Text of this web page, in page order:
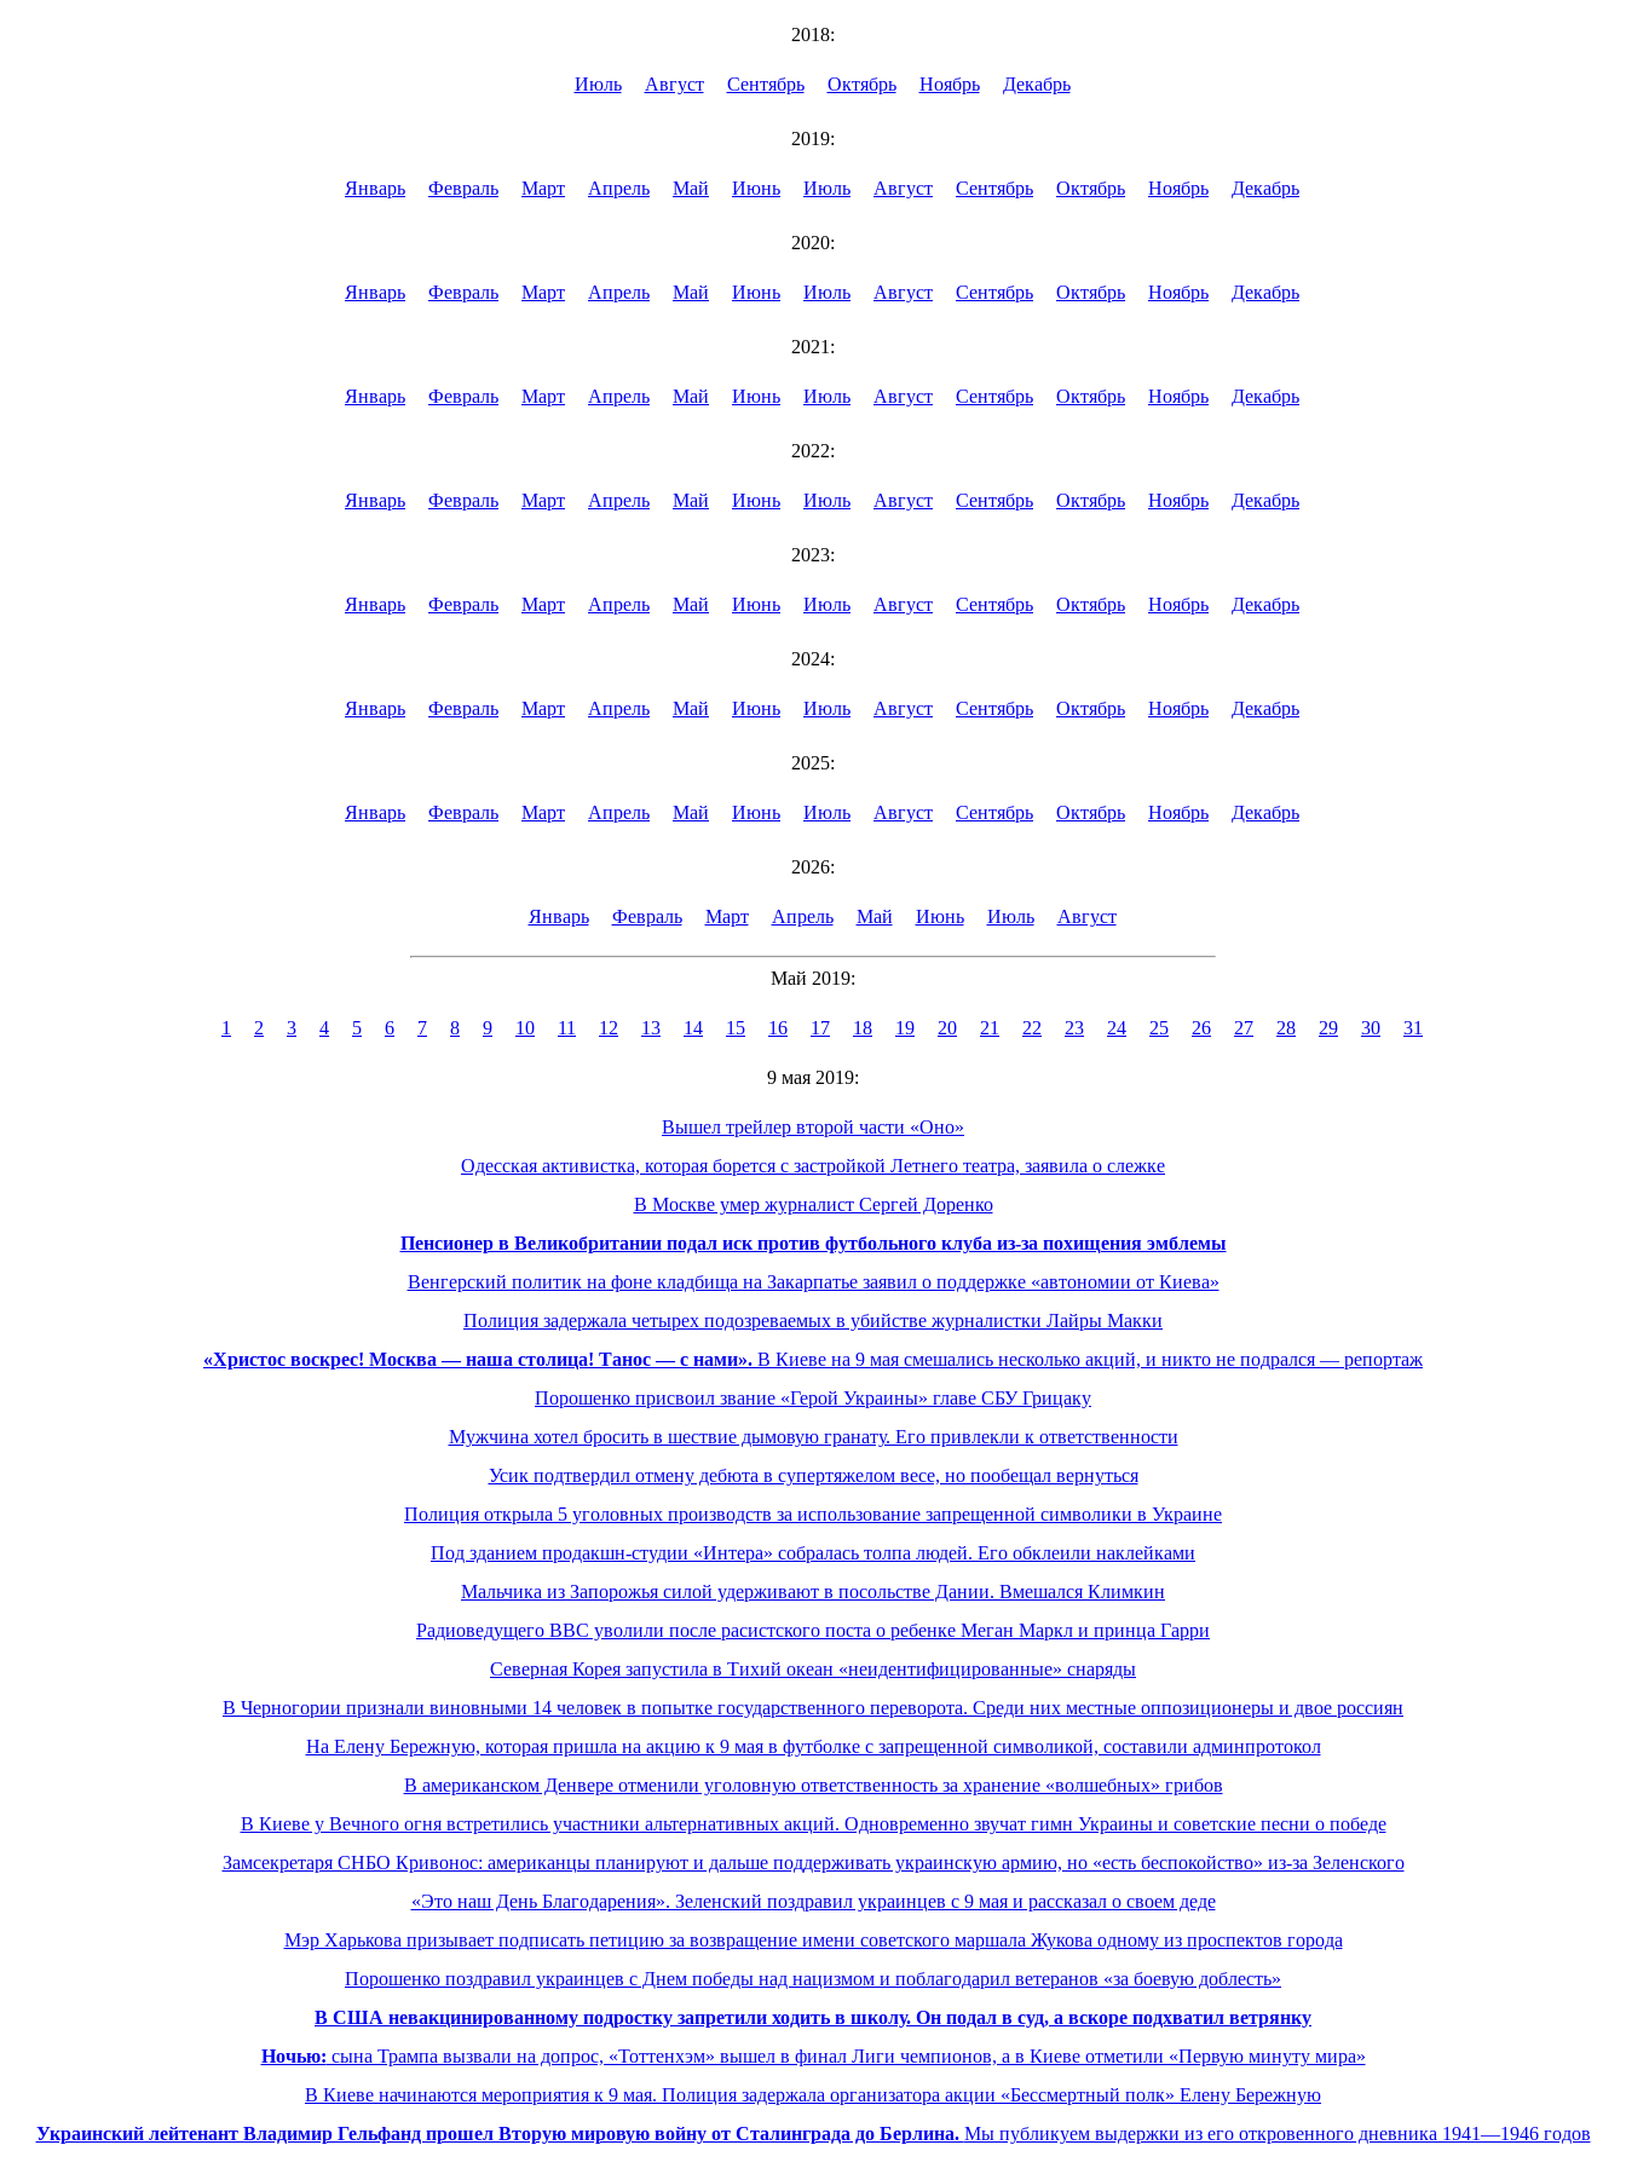
2018:
Июль Август Сентябрь Октябрь Ноябрь Декабрь
2019:
Январь Февраль Март Апрель Май Июнь Июль Август Сентябрь Октябрь Ноябрь Декабрь
2020:
Январь Февраль Март Апрель Май Июнь Июль Август Сентябрь Октябрь Ноябрь Декабрь
2021:
Январь Февраль Март Апрель Май Июнь Июль Август Сентябрь Октябрь Ноябрь Декабрь
2022:
Январь Февраль Март Апрель Май Июнь Июль Август Сентябрь Октябрь Ноябрь Декабрь
2023:
Январь Февраль Март Апрель Май Июнь Июль Август Сентябрь Октябрь Ноябрь Декабрь
2024:
Январь Февраль Март Апрель Май Июнь Июль Август Сентябрь Октябрь Ноябрь Декабрь
2025:
Январь Февраль Март Апрель Май Июнь Июль Август Сентябрь Октябрь Ноябрь Декабрь
2026:
Январь Февраль Март Апрель Май Июнь Июль Август
Май 2019:
1 2 3 4 5 6 7 8 9 10 11 12 13 14 15 16 17 18 19 20 21 22 23 24 25 26 27 28 29 30 31
9 мая 2019:
Вышел трейлер второй части «Оно»
Одесская активистка, которая борется с застройкой Летнего театра, заявила о слежке
В Москве умер журналист Сергей Доренко
Пенсионер в Великобритании подал иск против футбольного клуба из-за похищения эмблемы
Венгерский политик на фоне кладбища на Закарпатье заявил о поддержке «автономии от Киева»
Полиция задержала четырех подозреваемых в убийстве журналистки Лайры Макки
«Христос воскрес! Москва — наша столица! Танос — с нами». В Киеве на 9 мая смешались несколько акций, и никто не подрался — репортаж
Порошенко присвоил звание «Герой Украины» главе СБУ Грицаку
Мужчина хотел бросить в шествие дымовую гранату. Его привлекли к ответственности
Усик подтвердил отмену дебюта в супертяжелом весе, но пообещал вернуться
Полиция открыла 5 уголовных производств за использование запрещенной символики в Украине
Под зданием продакшн-студии «Интера» собралась толпа людей. Его обклеили наклейками
Мальчика из Запорожья силой удерживают в посольстве Дании. Вмешался Климкин
Радиоведущего BBC уволили после расистского поста о ребенке Меган Маркл и принца Гарри
Северная Корея запустила в Тихий океан «неидентифицированные» снаряды
В Черногории признали виновными 14 человек в попытке государственного переворота. Среди них местные оппозиционеры и двое россиян
На Елену Бережную, которая пришла на акцию к 9 мая в футболке с запрещенной символикой, составили админпротокол
В американском Денвере отменили уголовную ответственность за хранение «волшебных» грибов
В Киеве у Вечного огня встретились участники альтернативных акций. Одновременно звучат гимн Украины и советские песни о победе
Замсекретаря СНБО Кривонос: американцы планируют и дальше поддерживать украинскую армию, но «есть беспокойство» из-за Зеленского
«Это наш День Благодарения». Зеленский поздравил украинцев с 9 мая и рассказал о своем деде
Мэр Харькова призывает подписать петицию за возвращение имени советского маршала Жукова одному из проспектов города
Порошенко поздравил украинцев с Днем победы над нацизмом и поблагодарил ветеранов «за боевую доблесть»
В США невакцинированному подростку запретили ходить в школу. Он подал в суд, а вскоре подхватил ветрянку
Ночью: сына Трампа вызвали на допрос, «Тоттенхэм» вышел в финал Лиги чемпионов, а в Киеве отметили «Первую минуту мира»
В Киеве начинаются мероприятия к 9 мая. Полиция задержала организатора акции «Бессмертный полк» Елену Бережную
Украинский лейтенант Владимир Гельфанд прошел Вторую мировую войну от Сталинграда до Берлина. Мы публикуем выдержки из его откровенного дневника 1941—1946 годов